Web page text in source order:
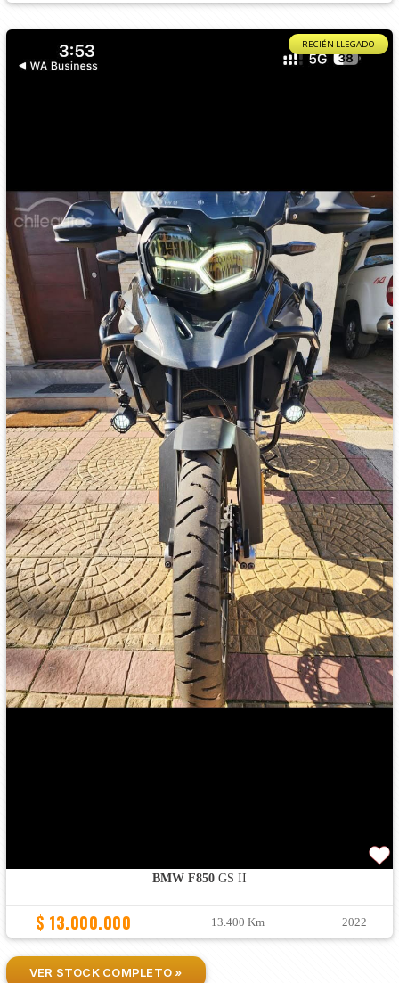
RECIÉN LLEGADO
BMW F850GS II
$ 13.000.000 13.400 Km 2022
VER STOCK COMPLETO »